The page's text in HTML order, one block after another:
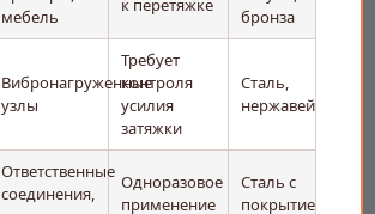
мебель
к перетяжке
бронза
Вибронагруженные
узлы
Требует
контроля
усилия
затяжки
Сталь,
нержавейка
Ответственные
соединения,
Одноразовое
применение
Сталь с
покрытием